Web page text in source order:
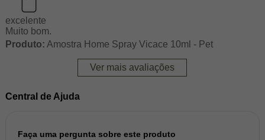
excelente
Muito bom.
Produto: Amostra Home Spray Vicace 10ml - Pet
Ver mais avaliações
Central de Ajuda
Faça uma pergunta sobre este produto